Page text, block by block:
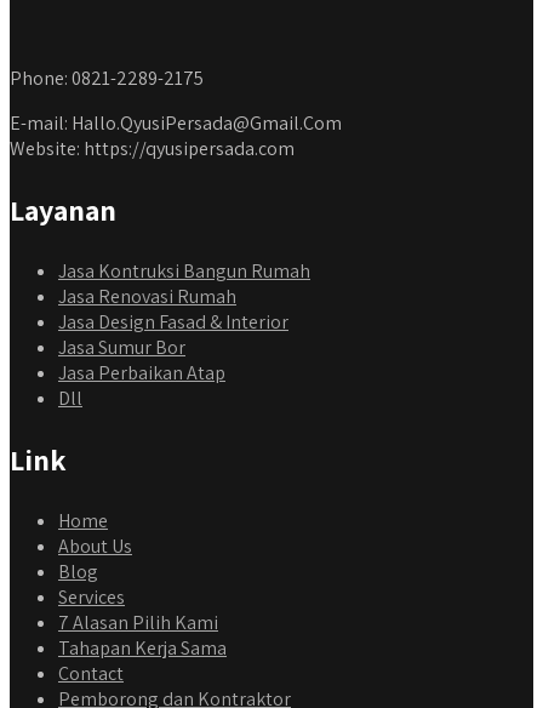
Phone: 0821-2289-2175
E-mail: Hallo.QyusiPersada@Gmail.Com
Website: https://qyusipersada.com
Layanan
Jasa Kontruksi Bangun Rumah
Jasa Renovasi Rumah
Jasa Design Fasad & Interior
Jasa Sumur Bor
Jasa Perbaikan Atap
Dll
Link
Home
About Us
Blog
Services
7 Alasan Pilih Kami
Tahapan Kerja Sama
Contact
Pemborong dan Kontraktor